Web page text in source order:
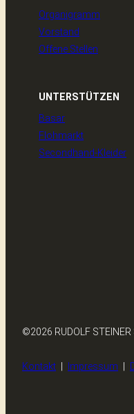
Organigramm
Vorstand
Offene Stellen
UNTERSTÜTZEN
Basar
Flohmarkt
Secondhand-Kleider
©2026 RUDOLF STEINER
Kontakt Impressum